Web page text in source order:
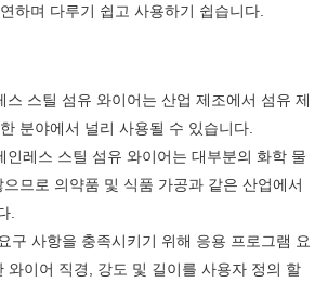
하며 다루기 쉽고 사용하기 쉽습니다.
스 스틸 섬유 와이어는 산업 제조에서 섬유 제
분야에서 널리 사용될 수 있습니다.
인레스 스틸 섬유 와이어는 대부분의 화학 물
므로 의약품 및 식품 가공과 같은 산업에서
.
구 사항을 충족시키기 위해 응용 프로그램 요
와이어 직경, 강도 및 길이를 사용자 정의 할